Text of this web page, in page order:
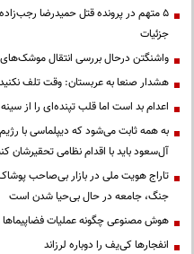
۵ متهم در پرونده قتل حمیدرضا
جزئیات
واشنگتن درحال بررسی انتقال موشک‌های
هشدار صنعا به عربستان: وقت تلف نکنید
اعدام بد است اما قلب تپنده‌ای را از
به همه ثابت می‌شود که دیپلماسی با
آل‌سعود باید با اقدام نظامی تحقیرشان
تاراج هویت ملی در بازار بی‌صاحب
جنگ، جامعه در حال بی‌حیا شدن است
هوش مصنوعی چگونه عملیات فضاپیماها
انفجارها کی‌یف را دوباره لرزاند